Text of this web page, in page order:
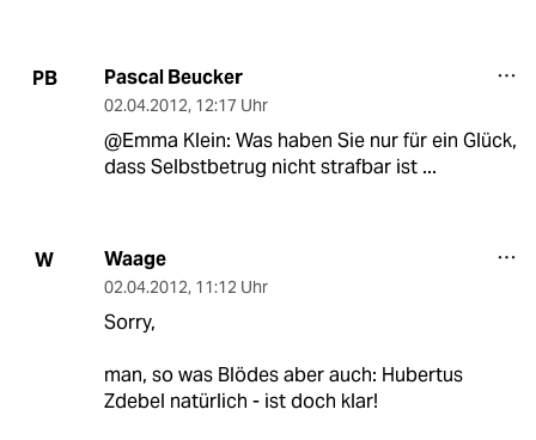
PB Pascal Beucker
02.04.2012, 12:17 Uhr
@Emma Klein: Was haben Sie nur für ein Glück,
dass Selbstbetrug nicht strafbar ist ...
W Waage
02.04.2012, 11:12 Uhr
Sorry,
man, so was Blödes aber auch: Hubertus
Zdebel natürlich - ist doch klar!